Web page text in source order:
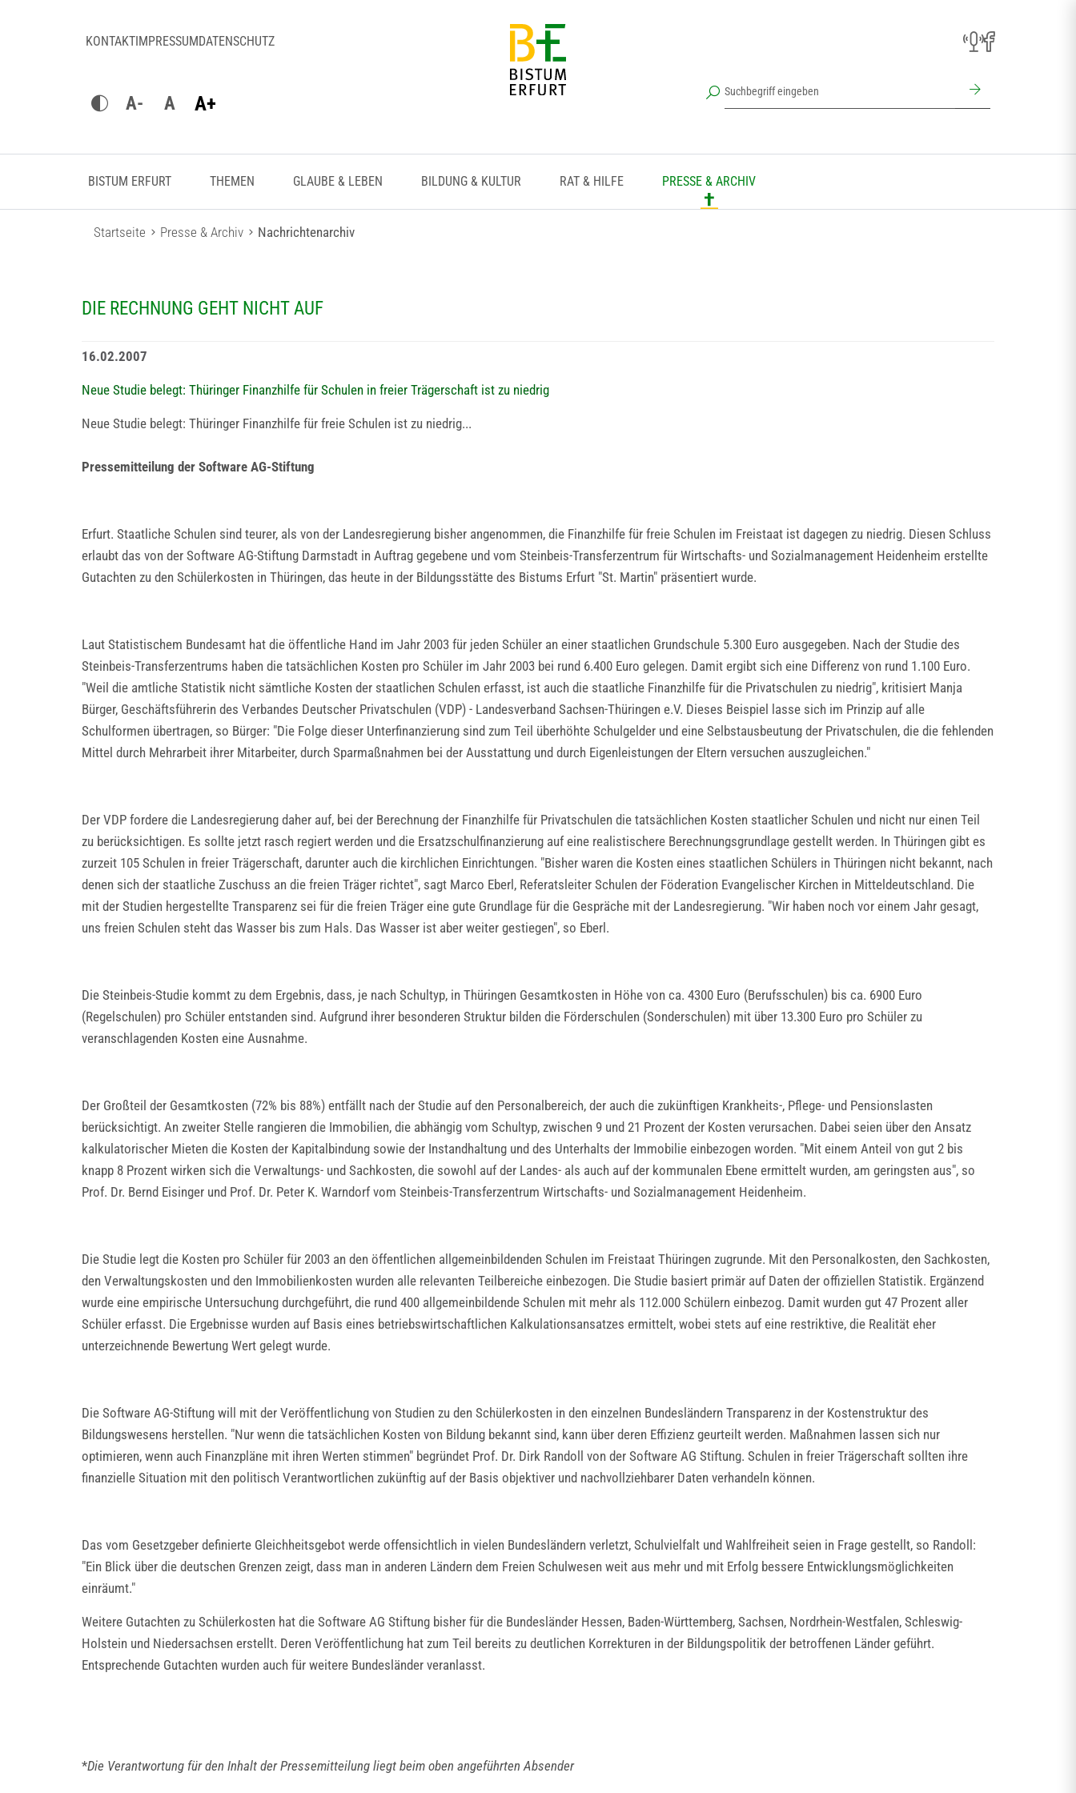
KONTAKTIMPRESSUMDATENSCHUTZ
A- A A+
BISTUM ERFURT THEMEN GLAUBE & LEBEN BILDUNG & KULTUR RAT & HILFE PRESSE & ARCHIV
Startseite Presse & Archiv Nachrichtenarchiv
DIE RECHNUNG GEHT NICHT AUF
16.02.2007
Neue Studie belegt: Thüringer Finanzhilfe für Schulen in freier Trägerschaft ist zu niedrig
Neue Studie belegt: Thüringer Finanzhilfe für freie Schulen ist zu niedrig...
Pressemitteilung der Software AG-Stiftung
Erfurt. Staatliche Schulen sind teurer, als von der Landesregierung bisher angenommen, die Finanzhilfe für freie Schulen im Freistaat ist dagegen zu niedrig. Diesen Schluss
erlaubt das von der Software AG-Stiftung Darmstadt in Auftrag gegebene und vom Steinbeis-Transferzentrum für Wirtschafts- und Sozialmanagement Heidenheim erstellte
Gutachten zu den Schülerkosten in Thüringen, das heute in der Bildungsstätte des Bistums Erfurt "St. Martin" präsentiert wurde.
Laut Statistischem Bundesamt hat die öffentliche Hand im Jahr 2003 für jeden Schüler an einer staatlichen Grundschule 5.300 Euro ausgegeben. Nach der Studie des
Steinbeis-Transferzentrums haben die tatsächlichen Kosten pro Schüler im Jahr 2003 bei rund 6.400 Euro gelegen. Damit ergibt sich eine Differenz von rund 1.100 Euro.
"Weil die amtliche Statistik nicht sämtliche Kosten der staatlichen Schulen erfasst, ist auch die staatliche Finanzhilfe für die Privatschulen zu niedrig", kritisiert Manja
Bürger, Geschäftsführerin des Verbandes Deutscher Privatschulen (VDP) - Landesverband Sachsen-Thüringen e.V. Dieses Beispiel lasse sich im Prinzip auf alle
Schulformen übertragen, so Bürger: "Die Folge dieser Unterfinanzierung sind zum Teil überhöhte Schulgelder und eine Selbstausbeutung der Privatschulen, die die fehlenden
Mittel durch Mehrarbeit ihrer Mitarbeiter, durch Sparmaßnahmen bei der Ausstattung und durch Eigenleistungen der Eltern versuchen auszugleichen."
Der VDP fordere die Landesregierung daher auf, bei der Berechnung der Finanzhilfe für Privatschulen die tatsächlichen Kosten staatlicher Schulen und nicht nur einen Teil
zu berücksichtigen. Es sollte jetzt rasch regiert werden und die Ersatzschulfinanzierung auf eine realistischere Berechnungsgrundlage gestellt werden. In Thüringen gibt es
zurzeit 105 Schulen in freier Trägerschaft, darunter auch die kirchlichen Einrichtungen. "Bisher waren die Kosten eines staatlichen Schülers in Thüringen nicht bekannt, nach
denen sich der staatliche Zuschuss an die freien Träger richtet", sagt Marco Eberl, Referatsleiter Schulen der Föderation Evangelischer Kirchen in Mitteldeutschland. Die
mit der Studien hergestellte Transparenz sei für die freien Träger eine gute Grundlage für die Gespräche mit der Landesregierung. "Wir haben noch vor einem Jahr gesagt,
uns freien Schulen steht das Wasser bis zum Hals. Das Wasser ist aber weiter gestiegen", so Eberl.
Die Steinbeis-Studie kommt zu dem Ergebnis, dass, je nach Schultyp, in Thüringen Gesamtkosten in Höhe von ca. 4300 Euro (Berufsschulen) bis ca. 6900 Euro
(Regelschulen) pro Schüler entstanden sind. Aufgrund ihrer besonderen Struktur bilden die Förderschulen (Sonderschulen) mit über 13.300 Euro pro Schüler zu
veranschlagenden Kosten eine Ausnahme.
Der Großteil der Gesamtkosten (72% bis 88%) entfällt nach der Studie auf den Personalbereich, der auch die zukünftigen Krankheits-, Pflege- und Pensionslasten
berücksichtigt. An zweiter Stelle rangieren die Immobilien, die abhängig vom Schultyp, zwischen 9 und 21 Prozent der Kosten verursachen. Dabei seien über den Ansatz
kalkulatorischer Mieten die Kosten der Kapitalbindung sowie der Instandhaltung und des Unterhalts der Immobilie einbezogen worden. "Mit einem Anteil von gut 2 bis
knapp 8 Prozent wirken sich die Verwaltungs- und Sachkosten, die sowohl auf der Landes- als auch auf der kommunalen Ebene ermittelt wurden, am geringsten aus", so
Prof. Dr. Bernd Eisinger und Prof. Dr. Peter K. Warndorf vom Steinbeis-Transferzentrum Wirtschafts- und Sozialmanagement Heidenheim.
Die Studie legt die Kosten pro Schüler für 2003 an den öffentlichen allgemeinbildenden Schulen im Freistaat Thüringen zugrunde. Mit den Personalkosten, den Sachkosten,
den Verwaltungskosten und den Immobilienkosten wurden alle relevanten Teilbereiche einbezogen. Die Studie basiert primär auf Daten der offiziellen Statistik. Ergänzend
wurde eine empirische Untersuchung durchgeführt, die rund 400 allgemeinbildende Schulen mit mehr als 112.000 Schülern einbezog. Damit wurden gut 47 Prozent aller
Schüler erfasst. Die Ergebnisse wurden auf Basis eines betriebswirtschaftlichen Kalkulationsansatzes ermittelt, wobei stets auf eine restriktive, die Realität eher
unterzeichnende Bewertung Wert gelegt wurde.
Die Software AG-Stiftung will mit der Veröffentlichung von Studien zu den Schülerkosten in den einzelnen Bundesländern Transparenz in der Kostenstruktur des
Bildungswesens herstellen. "Nur wenn die tatsächlichen Kosten von Bildung bekannt sind, kann über deren Effizienz geurteilt werden. Maßnahmen lassen sich nur
optimieren, wenn auch Finanzpläne mit ihren Werten stimmen" begründet Prof. Dr. Dirk Randoll von der Software AG Stiftung. Schulen in freier Trägerschaft sollten ihre
finanzielle Situation mit den politisch Verantwortlichen zukünftig auf der Basis objektiver und nachvollziehbarer Daten verhandeln können.
Das vom Gesetzgeber definierte Gleichheitsgebot werde offensichtlich in vielen Bundesländern verletzt, Schulvielfalt und Wahlfreiheit seien in Frage gestellt, so Randoll:
"Ein Blick über die deutschen Grenzen zeigt, dass man in anderen Ländern dem Freien Schulwesen weit aus mehr und mit Erfolg bessere Entwicklungsmöglichkeiten
einräumt."
Weitere Gutachten zu Schülerkosten hat die Software AG Stiftung bisher für die Bundesländer Hessen, Baden-Württemberg, Sachsen, Nordrhein-Westfalen, Schleswig-
Holstein und Niedersachsen erstellt. Deren Veröffentlichung hat zum Teil bereits zu deutlichen Korrekturen in der Bildungspolitik der betroffenen Länder geführt.
Entsprechende Gutachten wurden auch für weitere Bundesländer veranlasst.
*Die Verantwortung für den Inhalt der Pressemitteilung liegt beim oben angeführten Absender